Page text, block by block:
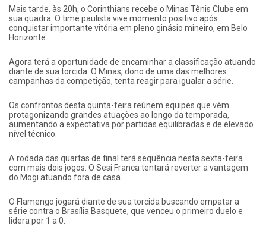
Mais tarde, às 20h, o Corinthians recebe o Minas Tênis Clube em
sua quadra. O time paulista vive momento positivo após
conquistar importante vitória em pleno ginásio mineiro, em Belo
Horizonte.
Agora terá a oportunidade de encaminhar a classificação atuando
diante de sua torcida. O Minas, dono de uma das melhores
campanhas da competição, tenta reagir para igualar a série.
Os confrontos desta quinta-feira reúnem equipes que vêm
protagonizando grandes atuações ao longo da temporada,
aumentando a expectativa por partidas equilibradas e de elevado
nível técnico.
A rodada das quartas de final terá sequência nesta sexta-feira
com mais dois jogos. O Sesi Franca tentará reverter a vantagem
do Mogi atuando fora de casa.
O Flamengo jogará diante de sua torcida buscando empatar a
série contra o Brasília Basquete, que venceu o primeiro duelo e
lidera por 1 a 0.